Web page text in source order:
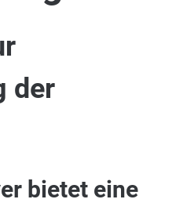
der
bietet eine